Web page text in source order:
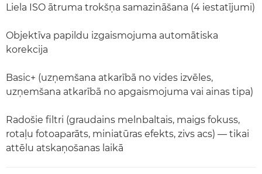
Liela ISO ātruma trokšņa samazināšana (4 iestatījumi)
Objektīva papildu izgaismojuma automātiska
korekcija
Basic+ (uzņemšana atkarībā no vides izvēles,
uzņemšana atkarībā no apgaismojuma vai ainas tipa)
Radošie filtri (graudains melnbaltais, maigs fokuss,
rotaļu fotoaparāts, miniatūras efekts, zivs acs) — tikai
attēlu atskaņošanas laikā